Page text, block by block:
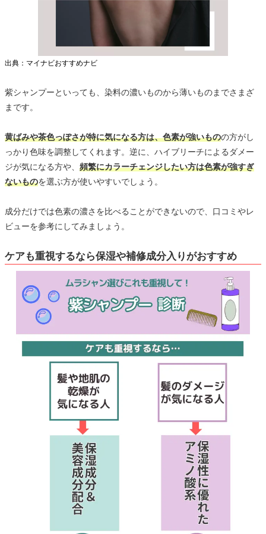
出典：マイナビおすすめナビ
紫シャンプーといっても、染料の濃いものから薄いものまでさまざ
まです。
黄ばみや茶色っぽさが特に気になる方は、色素が強いものの方がし
っかり色味を調整してくれます。逆に、ハイブリーチによるダメー
ジが気になる方や、 頻繁にカラーチェンジしたい方は色素が強すぎ
ないものを選ぶ方が使いやすいでしょう。
成分だけでは色素の濃さを比べることができないので、口コミやレ
ビューを参考にしてみましょう。
ケアも重視するなら保湿や補修成分入りがおすすめ